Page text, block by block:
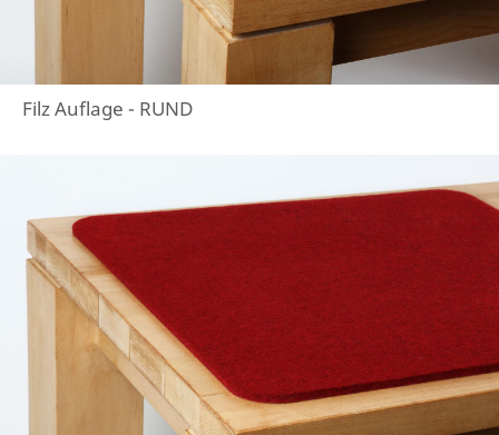
Filz Auflage - RUND